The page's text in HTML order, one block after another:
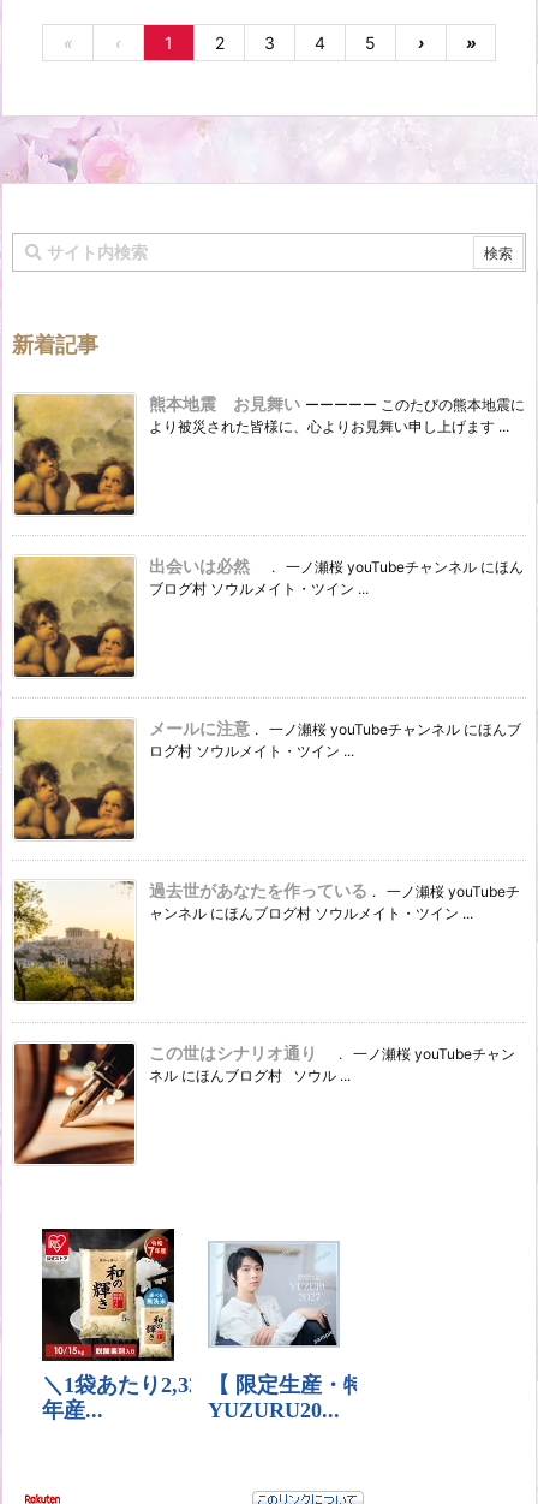
« ‹ 1 2 3 4 5 › »
新着記事
熊本地震 お見舞い ーーーーー このたびの熊本地震に
より被災された皆様に、心よりお見舞い申し上げます ...
出会いは必然
. 一ノ瀬桜 youTubeチャンネル にほん
ブログ村 ソウルメイト・ツイン ...
メールに注意 . 一ノ瀬桜 youTubeチャンネル にほんブ
ログ村 ソウルメイト・ツイン ...
過去世があなたを作っている . 一ノ瀬桜 youTubeチ
ャンネル にほんブログ村 ソウルメイト・ツイン ...
この世はシナリオ通り
. 一ノ瀬桜 youTubeチャン
ネル にほんブログ村 ソウル ...